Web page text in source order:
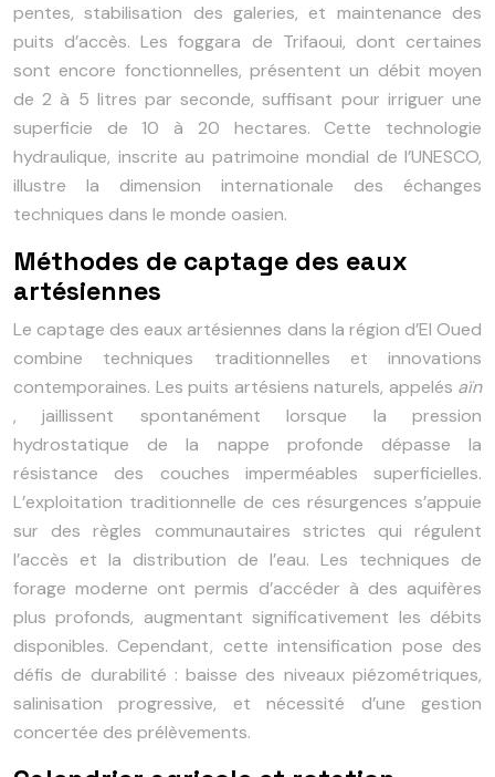
pentes, stabilisation des galeries, et maintenance des
puits d’accès. Les foggara de Trifaoui, dont certaines
sont encore fonctionnelles, présentent un débit moyen
de 2 à 5 litres par seconde, suffisant pour irriguer une
superficie de 10 à 20 hectares. Cette technologie
hydraulique, inscrite au patrimoine mondial de l’UNESCO,
illustre la dimension internationale des échanges
techniques dans le monde oasien.
Méthodes de captage des eaux
artésiennes
Le captage des eaux artésiennes dans la région d’El Oued
combine techniques traditionnelles et innovations
contemporaines. Les puits artésiens naturels, appelés aïn
, jaillissent spontanément lorsque la pression
hydrostatique de la nappe profonde dépasse la
résistance des couches imperméables superficielles.
L’exploitation traditionnelle de ces résurgences s’appuie
sur des règles communautaires strictes qui régulent
l’accès et la distribution de l’eau. Les techniques de
forage moderne ont permis d’accéder à des aquifères
plus profonds, augmentant significativement les débits
disponibles. Cependant, cette intensification pose des
défis de durabilité : baisse des niveaux piézométriques,
salinisation progressive, et nécessité d’une gestion
concertée des prélèvements.